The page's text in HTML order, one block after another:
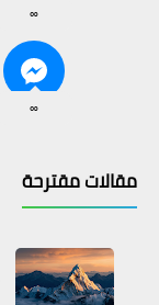
∞
∞
مقالات مقترحة